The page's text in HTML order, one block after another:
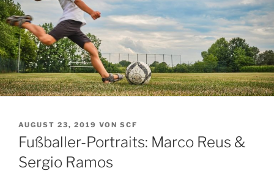
VERÖFFENTLICHT
AM
AUGUST 23, 2019 VON SCF
Fußballer-Portraits: Marco Reus &
Sergio Ramos